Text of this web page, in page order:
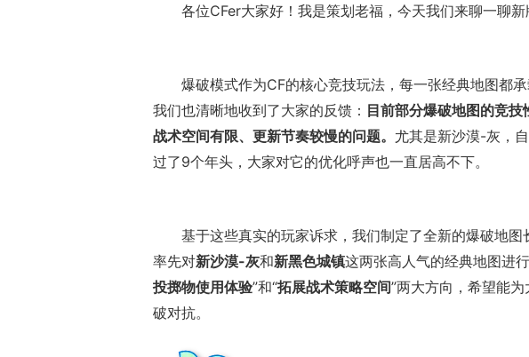
各位CFer大家好！我是策划老福，今天我们来聊一聊新
爆破模式作为CF的核心竞技玩法，每一张经典地图都
我们也清晰地收到了大家的反馈： 目前部分爆破地图的竞
战术空间有限、更新节奏较慢的问题。 尤其是新沙漠-灰，
过了9个年头，大家对它的优化呼声也一直居高不下。
基于这些真实的玩家诉求，我们制定了全新的爆破地
率先对新沙漠-灰和新黑色城镇这两张高人气的经典地图进
投掷物使用体验”和“拓展战术策略空间”两大方向，希望能
破对抗。